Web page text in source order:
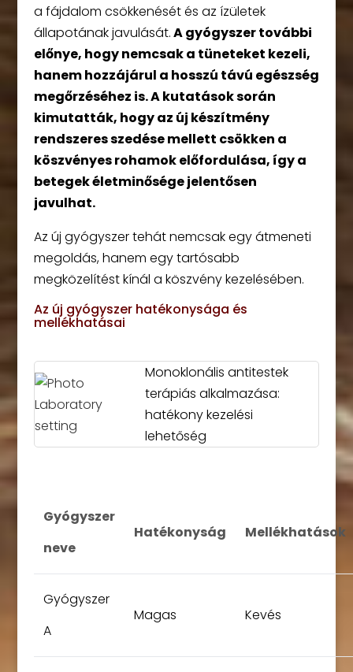
a fájdalom csökkenését és az ízületek
állapotának javulását.A gyógyszer további
előnye, hogy nemcsak a tüneteket kezeli,
hanem hozzájárul a hosszú távú egészség
megőrzéséhez is.A kutatások során
kimutatták, hogy az új készítmény
rendszeres szedése mellett csökken a
köszvényes rohamok előfordulása, így a
betegek életminősége jelentősen
javulhat.
Az új gyógyszer tehát nemcsak egy átmeneti
megoldás, hanem egy tartósabb
megközelítést kínál a köszvény kezelésében.
Az új gyógyszer hatékonysága és
mellékhatásai
Monoklonális antitestek
terápiás alkalmazása:
hatékony kezelési
lehetőség
Gyógyszer
neve
Hatékonyság Mellékhatások
Gyógyszer
A
Magas Kevés